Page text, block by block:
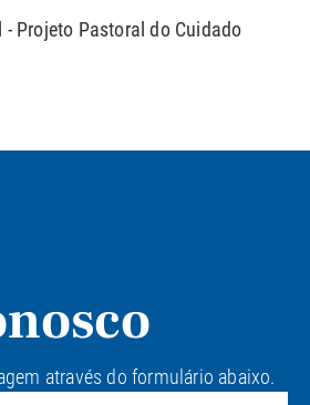
- Projeto Pastoral do Cuidado
através do formulário abaixo.